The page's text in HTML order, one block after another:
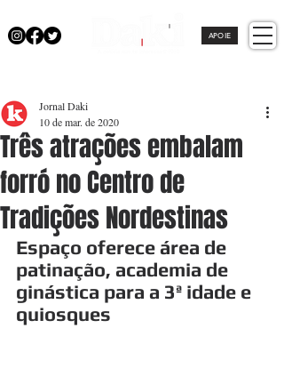
APOIE
Três atrações embalam
forró no Centro de
Tradições Nordestinas
Jornal Daki
10 de mar. de 2020
Espaço oferece área de
patinação, academia de
ginástica para a 3ª idade e
quiosques